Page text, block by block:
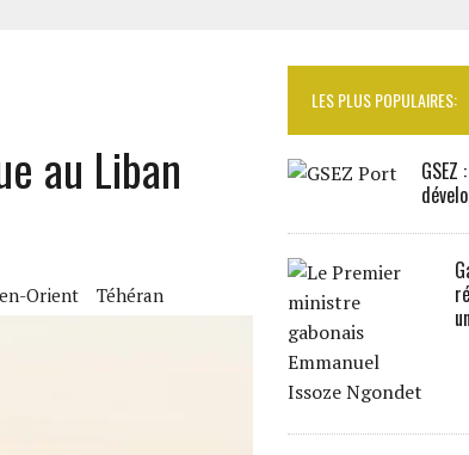
au Liban
Orient Téhéran
LES PLUS POPULAIRES: